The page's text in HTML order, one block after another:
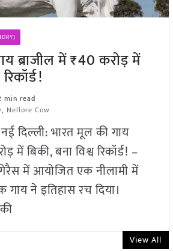
ब्राजील में ₹40 करोड़ में
min read
, Nellore Cow
दिल्ली: भारत मूल की गाय
में बिकी, बना विश्व रिकॉर्ड! –
में आयोजित एक नीलामी में
ने इतिहास रच दिया।
View All